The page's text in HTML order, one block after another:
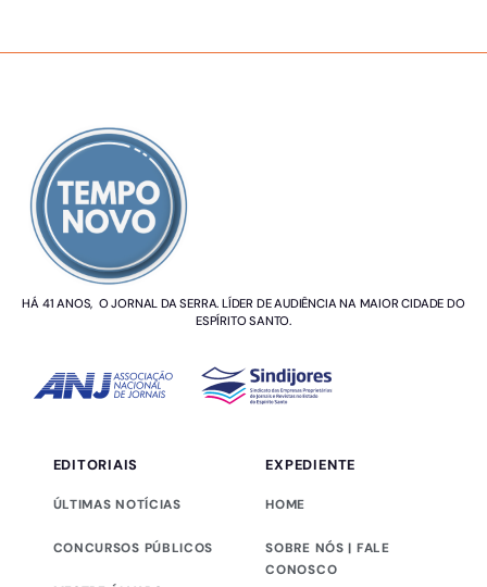
HÁ 41 ANOS, O JORNAL DA SERRA. LÍDER DE AUDIÊNCIA NA MAIOR CIDADE DO
ESPÍRITO SANTO.
EDITORIAIS
ÚLTIMAS NOTÍCIAS
CONCURSOS PÚBLICOS
EXPEDIENTE
HOME
SOBRE NÓS | FALE
CONOSCO